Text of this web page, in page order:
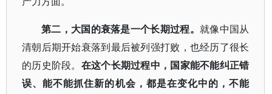
第二，大国的衰落是一个长期过程。 就像中国从
清朝后期开始衰落到最后被列强打败，也经历了很长
的历史阶段。 在这个长期过程中，国家能不能纠正错
误、能不能抓住新的机会，都是在变化中的，不能